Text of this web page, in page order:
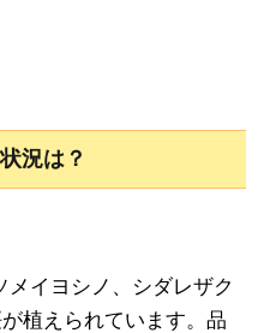
況は？
イヨシノ、シダレザク
植えられています。品